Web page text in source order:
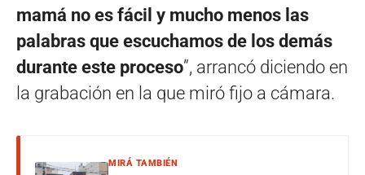
mamá no es fácil y mucho menos las
palabras que escuchamos de los demás
durante este proceso”, arrancó diciendo en
la grabación en la que miró fijo a cámara.
MIRÁ TAMBIÉN